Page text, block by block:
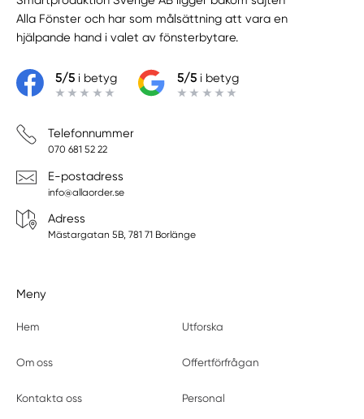
Alla Fönster och har som målsättning att vara en
hjälpande hand i valet av fönsterbytare.
5/5i betyg 5/5i betyg
Telefonnummer
070 681 52 22
E-postadress
info@allaorder.se
Adress
Mästargatan 5B, 781 71 Borlänge
Meny
Hem Utforska
Om oss Offertförfrågan
Kontakta oss Personal